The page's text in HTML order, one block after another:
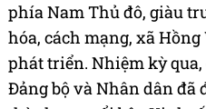
phía Nam Thủ đô, giàu
hóa, cách mạng, xã
phát triển. Nhiệm kỳ
Đảng bộ và Nhân dân đã